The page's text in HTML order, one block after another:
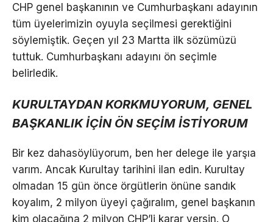
CHP genel başkanının ve Cumhurbaşkanı adayının
tüm üyelerimizin oyuyla seçilmesi gerektiğini
söylemiştik. Geçen yıl 23 Martta ilk sözümüzü
tuttuk. Cumhurbaşkanı adayını ön seçimle
belirledik.
KURULTAYDAN KORKMUYORUM, GENEL
BAŞKANLIK İÇİN ÖN SEÇİM İSTİYORUM
Bir kez dahasöylüyorum, ben her delege ile yarşıa
varım. Ancak Kurultay tarihini ilan edin. Kurultay
olmadan 15 gün önce örgütlerin önüne sandık
koyalım, 2 milyon üyeyi çağıralım, genel başkanın
kim olacağına 2 milyon CHP’li karar versin. O